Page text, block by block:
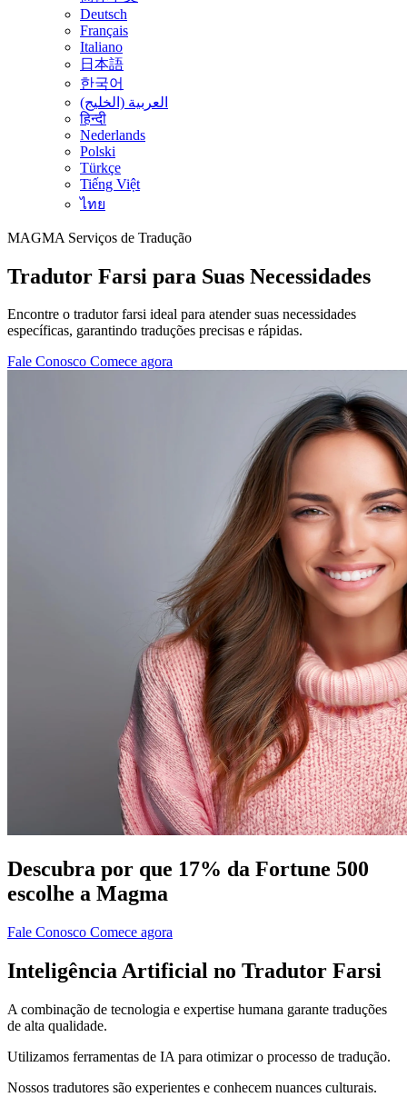
Deutsch
Français
Italiano
日本語
한국어
العربية (الخليج)
हिन्दी
Nederlands
Polski
Türkçe
Tiếng Việt
ไทย
MAGMA Serviços de Tradução
Tradutor Farsi para Suas Necessidades
Encontre o tradutor farsi ideal para atender suas necessidades
específicas, garantindo traduções precisas e rápidas.
Fale Conosco Comece agora
Descubra por que 17% da Fortune 500
escolhe a Magma
Fale Conosco Comece agora
Inteligência Artificial no Tradutor Farsi
A combinação de tecnologia e expertise humana garante traduções
de alta qualidade.
Utilizamos ferramentas de IA para otimizar o processo de tradução.
Nossos tradutores são experientes e conhecem nuances culturais.